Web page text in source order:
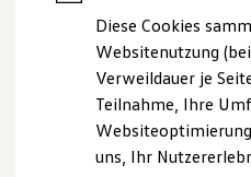
Kfz-
Garantien
Wartungsverträge
Geschäftskunden
Professional
Großkunden
Behörden
Diese Cookies
Websitenutzung
Verweildauer je
Teilnahme, Ihre
uns, Ihr